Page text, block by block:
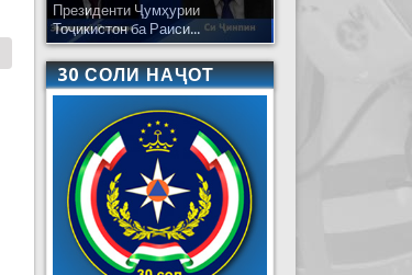
Президенти Ҷумҳурии
Тоҷикистон ба Раиси...
30 СОЛИ НАҶОТ